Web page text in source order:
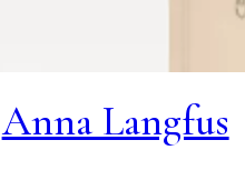
Anna Langfus